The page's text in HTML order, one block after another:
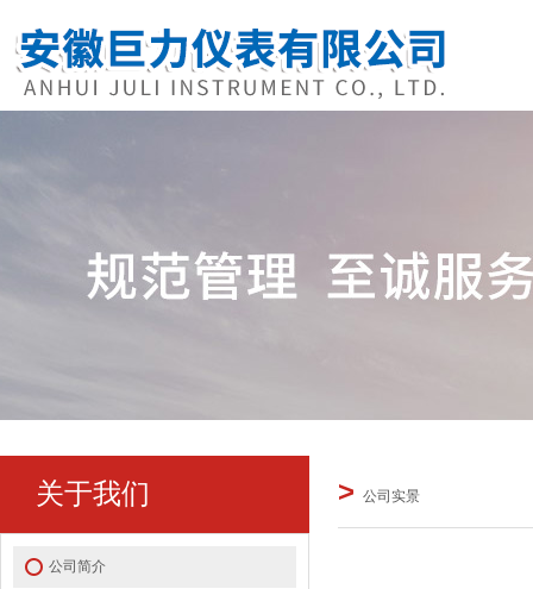
关于我们
公司简介
> 公司实景